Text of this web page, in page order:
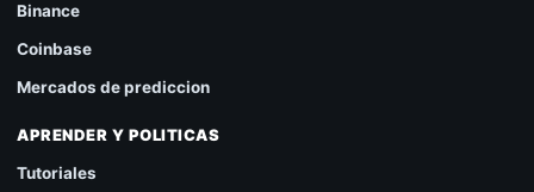
Binance
Coinbase
Mercados de prediccion
APRENDER Y POLITICAS
Tutoriales